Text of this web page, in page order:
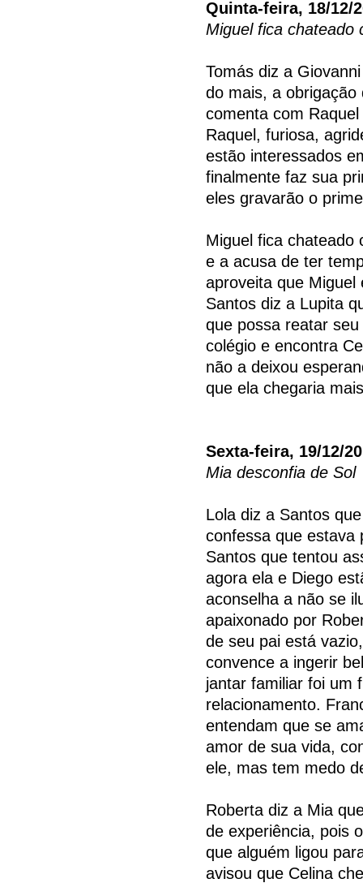
Quinta-feira, 18/12/
Miguel fica chateado
Tomás diz a
do mais, a
comenta com
Raquel, furiosa,
estão interessados
finalmente faz sua
eles gravarão o
Miguel fica chateado
e a acusa de ter
aproveita que Miguel
Santos diz a Lupita
que possa reatar
colégio e encontra
não a deixou
que ela chegaria
Sexta-feira, 19/12/
Mia desconfia de Sol
Lola diz a Santos
confessa que estava
Santos que tentou
agora ela e Diego
aconselha a não se
apaixonado por
de seu pai está
convence a ingerir
jantar familiar foi um
relacionamento.
entendam que se
amor de sua vida,
ele, mas tem medo
Roberta diz a Mia
de experiência, pois
que alguém ligou
avisou que Celina